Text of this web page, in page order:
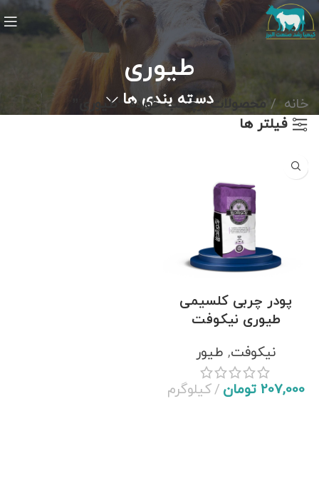
طیوری
دسته بندی ها خانه
محصولات برچسب خورده “طیوری”
فیلتر ها
پودر چربی کلسیمی
طیوری نیکوفت
نیکوفت, طیور
207,000 تومان کیلوگرم